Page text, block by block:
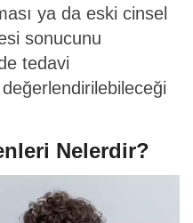
ya da eski cinsel
sonucunu
tedavi
Nelerdir?